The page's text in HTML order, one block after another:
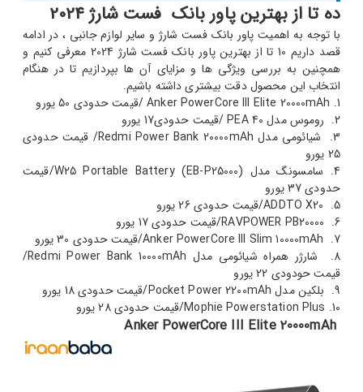
ده تا از بهترین پاور بانک فست شارژ 2024
با توجه به اهمیت پاور بانک فست شارژ و سایر لوازم جانبی ، در ادامه
قصد داریم 10 تا از بهترین پاور بانک فست شارژ 2024 معرفی کنیم و
همچنین به بررسی ویژگی ها و مزایای آن ها بپردازیم تا در هنگام
انتخاب این محصول دقت بیشتری داشته باشیم.
Anker PowerCore III Elite 20000mAh /قیمت حدودی 50 یورو
روموس مدل PEA 40 /قیمت حدودی17 یورو
شیائومی مدل Redmi Power Bank 20000mAh/ قیمت حدودی
25 یورو
سامسونگ مدل W25 Portable Battery (EB-P25000)/قیمت
حدودی 37 یورو
شارژر همراه شیائومی مدل Redmi Power Bank 10000mAh/
قیمت حودودی 22 یورو
بلکین مدل Pocket Power 2200mAh/قیمت حدودی 18 یورو
Mophie Powerstation Plus/قیمت حدودی 28 یورو
Anker PowerCore III Elite 20000mAh